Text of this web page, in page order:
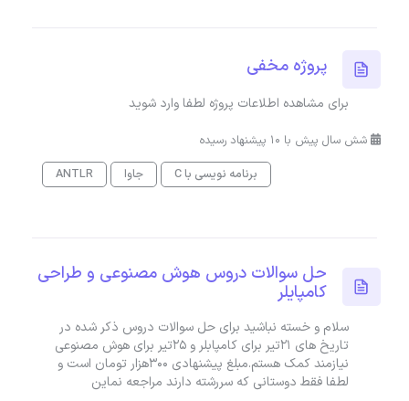
پروژه مخفی
برای مشاهده اطلاعات پروژه لطفا وارد شوید
شش سال پیش با 10 پیشنهاد رسیده
برنامه نویسی با C
جاوا ANTLR
حل سوالات دروس هوش مصنوعی و طراحی
کامپایلر
سلام و خسته نباشید برای حل سوالات دروس ذکر شده در
تاریخ های 21تیر برای کامپابلر و 25تیر برای هوش مصنوعی
نیازمند کمک هستم.مبلغ پیشنهادی 300هزار تومان است و
لطفا فقط دوستانی که سررشته دارند مراجعه نماین